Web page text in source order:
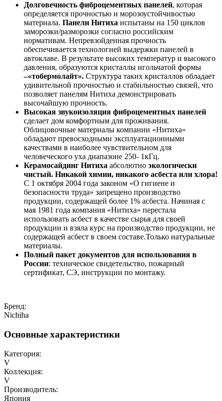
Долговечность фиброцементных панелей, которая
определяется прочностью и морозоустойчивостью
материала. Панели Нитиха испытаны на 150 циклов
заморозки/разморозки согласно российским
нормативам. Непревзойденная прочность
обеспечивается технологией выдержки панелей в
автоклаве. В результате высоких температур и высокого
давления, образуются кристаллы игольчатой формы
–«тобермолайт». Структура таких кристаллов обладает
удивительной прочностью и стабильностью связей, что
позволяет панелям Нитиха демонстрировать
высочайшую прочность.
Высокая звукоизоляция фиброцементных панелей
сделает дом комфортным для проживания.
Облицовочные материалы компании «Нитиха»
обладают превосходными эксплуатационными
качествами в наиболее чувствительном для
человеческого уха диапазоне 250- 1кГц.
Керамосайдинг Нитиха абсолютно экологически
чистый. Никакой химии, никакого асбеста или хлора!
С 1 октября 2004 года законом «О гигиене и
безопасности труда» запрещено производство
продукции, содержащей более 1% асбеста. Начиная с
мая 1981 года компания «Нитиха» перестала
использовать асбест в качестве сырья для своей
продукции и взяла курс на производство продукции, не
содержащей асбест в своем составе.Только натуральные
материалы.
Полный пакет документов для использования в
России: техническое свидетельство, пожарный
сертификат, СЭ, инструкции по монтажу.
Бренд:
Nichiha
Основные характеристики
Категория:
V
Коллекция:
V
Производитель:
Япония